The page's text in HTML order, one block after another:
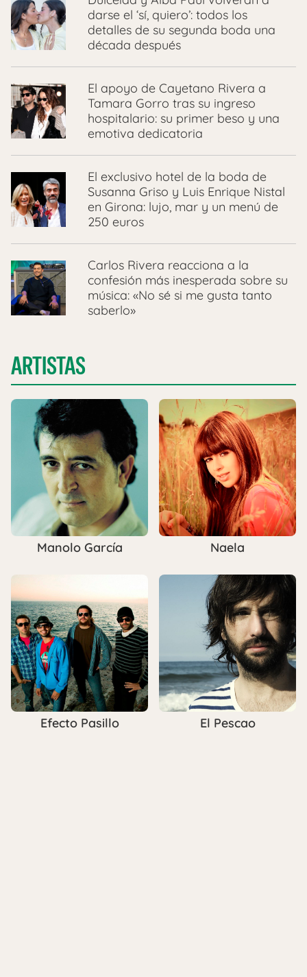
darse el ‘sí, quiero’: todos los
detalles de su segunda boda una
década después
El apoyo de Cayetano Rivera a
Tamara Gorro tras su ingreso
hospitalario: su primer beso y una
emotiva dedicatoria
El exclusivo hotel de la boda de
Susanna Griso y Luis Enrique Nistal
en Girona: lujo, mar y un menú de
250 euros
Carlos Rivera reacciona a la
confesión más inesperada sobre su
música: «No sé si me gusta tanto
saberlo»
ARTISTAS
Manolo García Naela
Efecto Pasillo El Pescao